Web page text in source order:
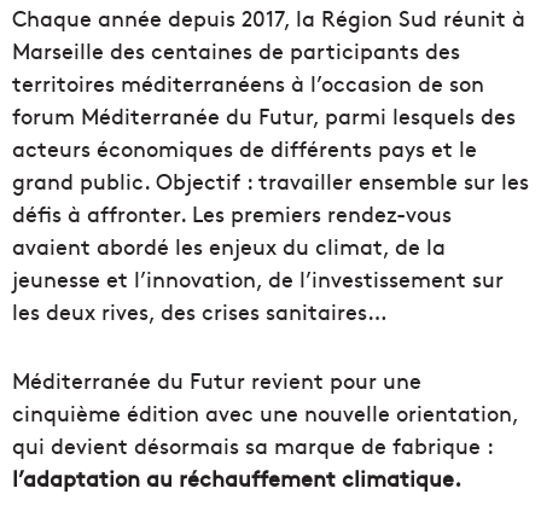
Chaque année depuis 2017, la Région Sud réunit à
Marseille des centaines de participants des
territoires méditerranéens à l’occasion de son
forum Méditerranée du Futur, parmi lesquels des
acteurs économiques de différents pays et le
grand public. Objectif : travailler ensemble sur les
défis à affronter. Les premiers rendez-vous
avaient abordé les enjeux du climat, de la
jeunesse et l’innovation, de l’investissement sur
les deux rives, des crises sanitaires…
Méditerranée du Futur revient pour une
cinquième édition avec une nouvelle orientation,
qui devient désormais sa marque de fabrique :
l’adaptation au réchauffement climatique.